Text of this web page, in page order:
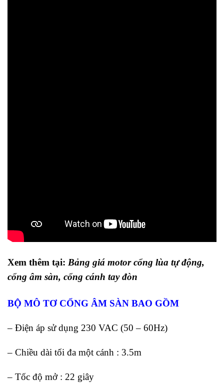
Xem thêm tại: Bảng giá motor cổng lùa tự động,
cổng âm sàn, cổng cánh tay đòn
BỘ MÔ TƠ CỔNG ÂM SÀN BAO GỒM
– Điện áp sử dụng 230 VAC (50 – 60Hz)
– Chiều dài tối đa một cánh : 3.5m
– Tốc độ mở : 22 giây